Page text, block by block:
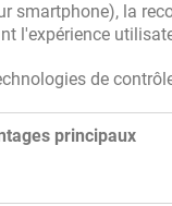
smartphone), la
l'expérience
de
principaux